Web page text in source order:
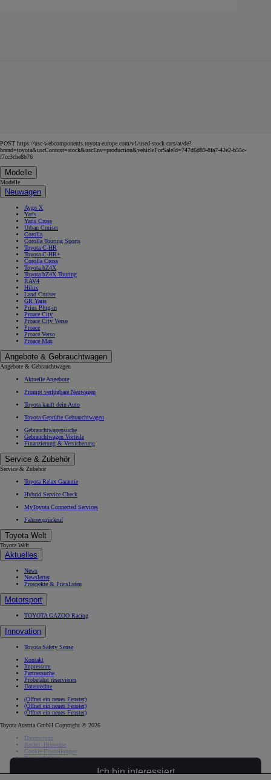
Ich bin interessiert
POST https://usc-webcomponents.toyota-europe.com/v1/used-stock-cars/at/de?
brand=toyota&uscContext=stock&uscEnv=production&vehicleForSaleId=747d6d89-8fa7-42e2-b55c-
f7cc3cbe8b76
Modelle
Modelle
Neuwagen
Aygo X
Yaris
Yaris Cross
Urban Cruiser
Corolla
Corolla Touring Sports
Toyota C-HR
Toyota C-HR+
Corolla Cross
Toyota bZ4X
Toyota bZ4X Touring
RAV4
Hilux
Land Cruiser
GR Yaris
Prius Plug-in
Proace City
Proace City Verso
Proace
Proace Verso
Proace Max
Angebote & Gebrauchtwagen
Angebote & Gebrauchtwagen
Aktuelle Angebote
Prompt verfügbare Neuwagen
Toyota kauft dein Auto
Toyota Geprüfte Gebrauchtwagen
Gebrauchtwagensuche
Gebrauchtwagen Vorteile
Finanzierung & Versicherung
Service & Zubehör
Service & Zubehör
Toyota Relax Garantie
Hybrid Service Check
MyToyota Connected Services
Fahrzeugrückruf
Toyota Welt
Toyota Welt
Aktuelles
News
Newsletter
Prospekte & Preislisten
Motorsport
TOYOTA GAZOO Racing
Innovation
Toyota Safety Sense
Kontakt
Impressum
Partnersuche
Probefahrt reservieren
Datenrechte
(Öffnet ein neues Fenster)
(Öffnet ein neues Fenster)
(Öffnet ein neues Fenster)
Toyota Austria GmbH Copyright © 2026
Datenschutz
Rechtl. Hinweise
Cookie-Einstellungen
Barrierefreiheit